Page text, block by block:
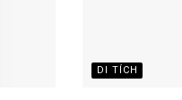
DI TÍCH